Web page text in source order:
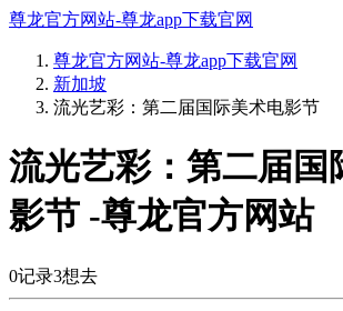
尊龙官方网站-尊龙app下载官网
尊龙官方网站-尊龙app下载官网
新加坡
流光艺彩：第二届国际美术电影节
流光艺彩：第二届国
影节 -尊龙官方网站
0记录3想去